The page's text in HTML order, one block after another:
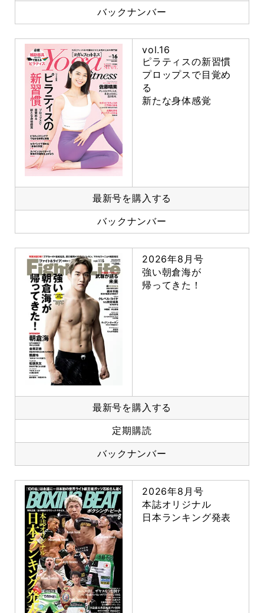
バックナンバー
vol.16
ピラティスの新習慣
プロップスで目覚め
る
新たな身体感覚
最新号を購入する
バックナンバー
2026年8月号
強い朝倉海が
帰ってきた！
最新号を購入する
定期購読
バックナンバー
2026年8月号
本誌オリジナル
日本ランキング発表